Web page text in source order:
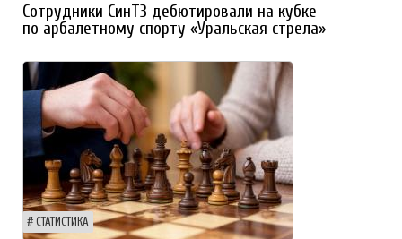
Сотрудники СинТЗ дебютировали на кубке
по арбалетному спорту «Уральская стрела»
СТАТИСТИКА